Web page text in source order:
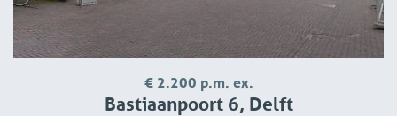
€ 2.200 p.m. ex.
Bastiaanpoort 6, Delft